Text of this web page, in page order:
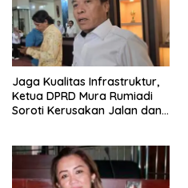
Jaga Kualitas Infrastruktur,
Ketua DPRD Mura Rumiadi
Soroti Kerusakan Jalan dan